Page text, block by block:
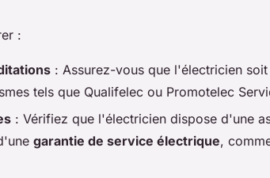
:
: Assurez-vous que l'électricien soit
tels que Qualifelec ou Promotelec
: Vérifiez que l'électricien dispose d'une
garantie de service électrique,